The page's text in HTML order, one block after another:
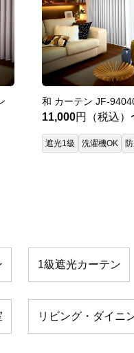
和 カーテン JF-
11,000円（税込）
遮光1級 洗濯機OK
1級遮光カーテン
リビング・ダイニ